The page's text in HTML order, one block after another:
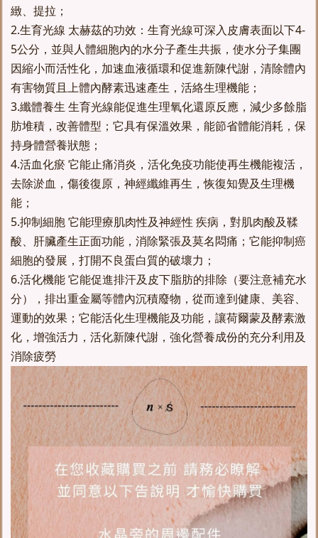
緻、提拉；
2.生育光線 太赫茲的功效：生育光線可深入皮膚表面以下4-
5公分，並與人體細胞內的水分子產生共振，使水分子集團
因縮小而活性化，加速血液循環和促進新陳代謝，清除體內
有害物質且上體內酵素迅速產生，活絡生理機能；
3.纖體養生 生育光線能促進生理氧化還原反應，減少多餘脂
肪堆積，改善體型；它具有保溫效果，能節省體能消耗，保
持身體營養狀態；
4.活血化瘀 它能止痛消炎，活化免疫功能使再生機能複活，
去除淤血，傷後復原，神經纖維再生，恢復知覺及生理機
能；
5.抑制細胞 它能理療肌肉性及神經性 疾病，對肌肉酸及鞣
酸、肝臟產生正面功能，消除緊張及莫名悶痛；它能抑制癌
細胞的發展，打開不良蛋白質的破壞力；
6.活化機能 它能促進排汗及皮下脂肪的排除（要注意補充水
分），排出重金屬等體內沉積廢物，從而達到健康、美容、
運動的效果；它能活化生理機能及功能，讓荷爾蒙及酵素激
化，增強活力，活化新陳代謝，強化營養成份的充分利用及
消除疲勞